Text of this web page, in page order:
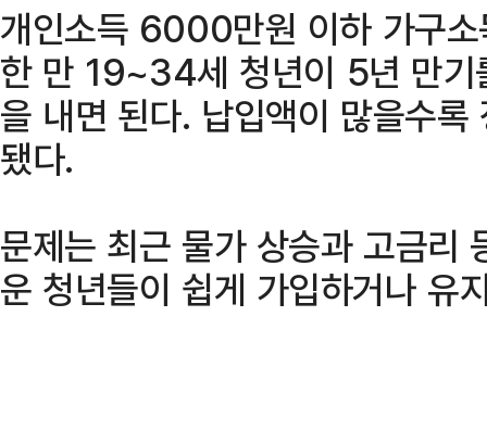
개인소득 6000만원 이하 가구
한 만 19~34세 청년이 5년 만
을 내면 된다. 납입액이 많을수
됐다.
문제는 최근 물가 상승과 고금리
운 청년들이 쉽게 가입하거나 유